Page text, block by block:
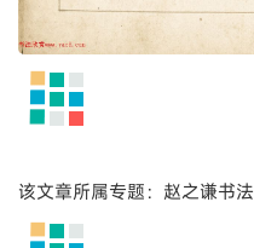
该文章所属专题：赵之谦书法